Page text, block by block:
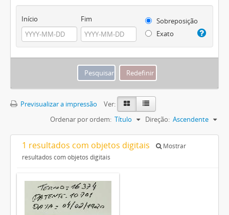
Início Fim
Sobreposição
Exato
Previsualizar a impressão
Ver:
Ordenar por ordem: Título Direção: Ascendente
1 resultados com objetos digitais
Mostrar
resultados com objetos digitais